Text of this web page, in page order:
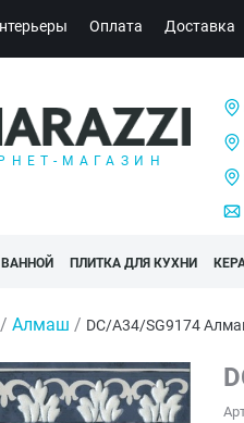
Оплата Доставка
МАГАЗИН
ПЛИТКА ДЛЯ КУХНИ
/ Алмаш / DC/A34/SG9174